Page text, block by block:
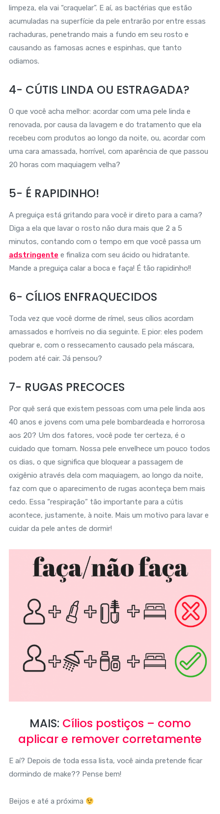
limpeza, ela vai “craquelar”. E aí, as bactérias que estão
acumuladas na superfície da pele entrarão por entre essas
rachaduras, penetrando mais a fundo em seu rosto e
causando as famosas acnes e espinhas, que tanto
odiamos.
4- CÚTIS LINDA OU ESTRAGADA?
O que você acha melhor: acordar com uma pele linda e
renovada, por causa da lavagem e do tratamento que ela
recebeu com produtos ao longo da noite, ou, acordar com
uma cara amassada, horrível, com aparência de que passou
20 horas com maquiagem velha?
5- É RAPIDINHO!
A preguiça está gritando para você ir direto para a cama?
Diga a ela que lavar o rosto não dura mais que 2 a 5
minutos, contando com o tempo em que você passa um
adstringente e finaliza com seu ácido ou hidratante.
Mande a preguiça calar a boca e faça! É tão rapidinho!!
6- CÍLIOS ENFRAQUECIDOS
Toda vez que você dorme de rímel, seus cílios acordam
amassados e horríveis no dia seguinte. E pior: eles podem
quebrar e, com o ressecamento causado pela máscara,
podem até cair. Já pensou?
7- RUGAS PRECOCES
Por quê será que existem pessoas com uma pele linda aos
40 anos e jovens com uma pele bombardeada e horrorosa
aos 20? Um dos fatores, você pode ter certeza, é o
cuidado que tomam. Nossa pele envelhece um pouco todos
os dias, o que significa que bloquear a passagem de
oxigênio através dela com maquiagem, ao longo da noite,
faz com que o aparecimento de rugas aconteça bem mais
cedo. Essa “respiração” tão importante para a cútis
acontece, justamente, à noite. Mais um motivo para lavar e
cuidar da pele antes de dormir!
MAIS: Cílios postiços – como
aplicar e remover corretamente
E aí? Depois de toda essa lista, você ainda pretende ficar
dormindo de make?? Pense bem!
Beijos e até a próxima